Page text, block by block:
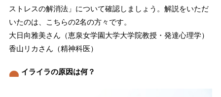
ストレスの解消法」について確認しましょう。解説をいただ
いたのは、こちらの2名の方々です。
大日向雅美さん（恵泉女学園大学大学院教授・発達心理学）
香山リカさん（精神科医）
イライラの原因は何？